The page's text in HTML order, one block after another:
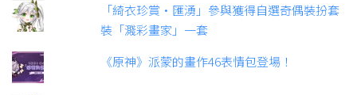
「綺衣珍賞·匯湧」參與獲得自選奇偶裝扮套
裝「濺彩畫家」一套
《原神》派蒙的畫作46表情包登場！